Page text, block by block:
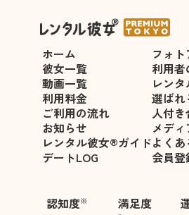
ホーム
彼女一覧
動画一覧
利用料金
ご利用の流れ
お知らせ
レンタル彼女®ガイド
デートLOG
フォ
利用者
レン
選ばれ
人付
メデ
よく
会員登
認知度※ 満足度